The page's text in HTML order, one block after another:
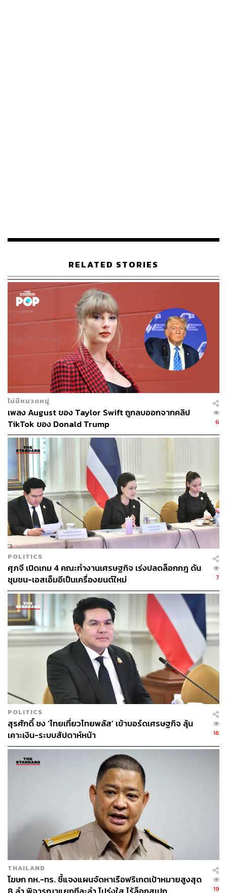
อาจถูกเอาเปรียบได้ เมื่อยุทธศาสตร์ของมหาอำนาจชัดเจน
แล้ว ยุทธศาสตร์ของไทยเราก็ต้องชัดเจนเช่นเดียวกัน
สำหรับสิ่งที่น่ากังวล หากมองภาพในขณะนี้ เรื่องที่
ประธานาธิบดีทรัมป์ยึดเป็นหลักในการเจรจากับประเทศใน
เอเชียคือเรื่อง “ภาษีดิจิทัล” ซึ่งบริการและผลิตภัณฑ์ดิจิทัลเป็น
แหล่งรายได้สำคัญและเป็นสิ่งที่ประเทศไทยมีการสูญเสียออก
นอกประเทศอยู่มาก บริการต่างๆ ที่ประเทศไทยใช้อยู่ใน
ปัจจุบันมาจากสหรัฐอเมริกาเป็นจำนวนมาก มีการเขียนไว้ใน
ข้อตกลงร่วมว่าขอให้ประเทศไทยละเว้นการเก็บภาษีในส่วน
แต่ถ้าเราไปดูเวียดนาม พบว่ามีการระบุไว้กว้างๆ เพียงว่าจะมี
การไปเจรจาและหาข้อสรุปต่อ ต่างจากไทยที่มีการผูกมัดไว้
แล้วว่าจะไม่เก็บ ทั้งที่ควรมีการพูดคุยกันภายในก่อนว่ามี
ความคุ้มค่าหรือไม่กับสิ่งที่ประเทศไทยจะเสียไป แล้วจะทำ
อย่างไรกับบริการดิจิทัลจากประเทศอื่น
วีระยุทธกล่าวต่อไปว่า อีกกรณีที่อาจจะยังไม่ค่อยเป็นข่าว คือ
ในข้อตกลงร่วมที่ไทยลงนามกับสหรัฐอเมริกา มีการระบุไว้
ชัดเจนว่าขอให้กรมศุลกากรยกเลิก “ระบบการให้เงินสินบน
และรางวัลนำจับ” ซึ่งประเทศไทยใช้มายาวนาน เป็นอีกกรณี
ที่ยังไม่เคยมีการหารือกันภายในประเทศมาก่อนและน่าจะ
เป็นข่าวครั้งแรก ซึ่งตนอยากให้กระทรวงการคลังศึกษาให้
ชัดว่าจะไปทางนี้จริงหรือ จะมีผลได้ผลเสียอย่างไรทั้งกับ
ประเทศและกลไกราชการ
“เมื่อเป็นยกที่สามแล้ว เรารู้แล้วว่าผู้ได้ผู้เสียมีใครเกี่ยวข้อง
บ้าง เกษตรกร กรมศุลกากร ฝ่ายที่ต้องซื้อเครื่องบิน หรือผู้
บริโภคต่างๆ ที่ใช้บริการดิจิทัลของสหรัฐอเมริกา ตรงนี้เป็น
โอกาสที่ดีที่จะใช้เวทีนี้ อย่างที่รัฐมนตรีว่าการกระทรวง
พาณิชย์ระบุไว้ ว่าจะจัดการให้เสร็จภายในปลายปี 2568 จึง
เหลือเวลาอีกราวสองเดือนเท่านั้น ที่ประเทศไทยจะมาจัดการ
กันภายใน อยากให้รัฐบาลเปิดเวทีรับฟังผู้มีส่วนได้ส่วนเสีย 8
สัปดาห์ 8 วาระได้เลย“ รองหัวหน้าพรรคประชาชนกล่าว
วีระยุทธยังกล่าวเสริมถึงกรณีแรร์เอิร์ธ โดยระบุว่า เรื่องนี้อยู่
ในยกที่หนึ่ง แต่รัฐบาลควรสื่อสารเรื่องแรร์เอิร์ธกับสังคมให้
ชัดเจน เพราะเป็นเรื่องที่มีความสำคัญในเชิงยุทธศาสตร์ จะ
วางกรอบการปันผลประโยชน์ในอนาคตอย่างไร ทั้งนี้ เรื่อง
ใหญ่ที่สุดก็คือเรื่องภูมิรัฐศาสตร์ เพราะการลงนาม MOU กับ
สหรัฐอเมริกาเมื่อเกิดขึ้นแล้ว จีนก็จะถามว่าแล้วกับจีน
ประเทศไทยจะเอาอย่างไร หากประเทศไทยเริ่มยอม
มหาอำนาจประเทศหนึ่ง ก็อาจจะต้องมีการยอมให้กับ
มหาอำนาจประเทศอื่นต่อ และอาจจะต้องยอมให้เขามากกว่า
นอกจากนี้ ประสบการณ์ที่ผ่านมาทำให้คนไทยกังวลเรื่องผลก
ระทบต่อสิ่งแวดล้อม หากเรามีการผลิตแรร์เอิร์ธเพิ่มขึ้น
จริงจัง จะมีการควบคุมได้จริงหรือไม่ เช่นเดียวกับการแบ่ง
ปันผลประโยชน์ หากประเทศไทยมีสินแร่และมีความสามารถ
ในการผลิต สุดท้ายจะมีการปันผลประโยชน์อย่างไรให้เป็น
ธรรม เมื่อประเทศมหาอำนาจมียุทธศาสตร์แรร์เอิร์ธแล้ว เรา
RELATED STORIES
ไม่มีหมวดหมู่
เพลง August ของ Taylor Swift ถูกลบออกจากคลิป
TikTok ของ Donald Trump
6
POLITICS
ศุภจี เปิดเกม 4 คณะทำงานเศรษฐกิจ เร่งปลดล็อกกฎ ดัน
ชุมชน-เอสเอ็มอีเป็นเครื่องยนต์ใหม่
7
POLITICS
สุรศักดิ์ ชง ‘ไทยเที่ยวไทยพลัส’ เข้าบอร์ดเศรษฐกิจ ลุ้น
เคาะเงิน-ระบบสัปดาห์หน้า
16
THAILAND
โฆษก กห.-ทร. ชี้แจงแผนจัดหาเรือฟริเกตเป้าหมายสูงสุด
19